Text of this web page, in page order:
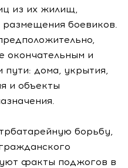
из их жилищ,
размещения боевиков.
окончательным и
дома, укрытия,
и объекты
борьбу,
факты поджогов в